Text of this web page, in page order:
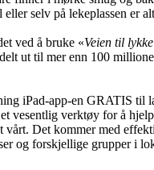
selv på lekeplassen er
ved å bruke «Veien til
ut til mer enn 100
iPad-app-en GRATIS til
vesentlig verktøy for å
vårt. Det kommer med
og forskjellige grupper i